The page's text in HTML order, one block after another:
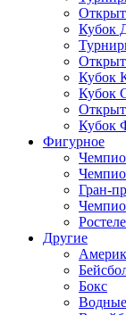
Кубок
Кубок
Кубок
Кубок
Фигурное
Гран-
Другие
Бокс